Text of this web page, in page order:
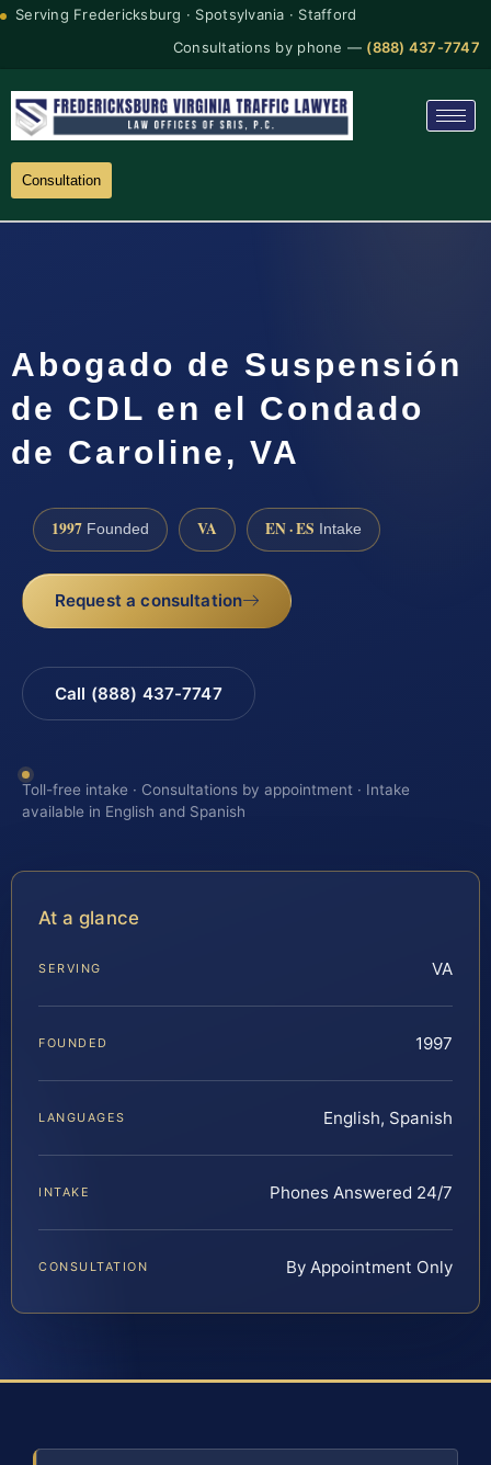
Serving Fredericksburg · Spotsylvania · Stafford
Consultations by phone — (888) 437-7747
Consultation
Abogado de Suspensión
de CDL en el Condado
de Caroline, VA
1997 Founded VA EN · ES Intake
Request a consultation
Call (888) 437-7747
Toll-free intake · Consultations by appointment · Intake
available in English and Spanish
At a glance
SERVING VA
FOUNDED 1997
LANGUAGES English, Spanish
INTAKE Phones Answered 24/7
CONSULTATION By Appointment Only